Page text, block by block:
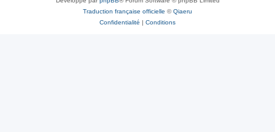
Traduction française officielle ©Qiaeru
Confidentialité | Conditions